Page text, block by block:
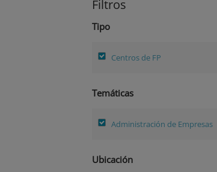
Filtros
Tipo
Centros de FP
Temáticas
Administración de Empresas
Ubicación